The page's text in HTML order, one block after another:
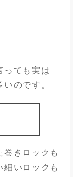
っても実は
のです。
巻きロックも
細いロックも